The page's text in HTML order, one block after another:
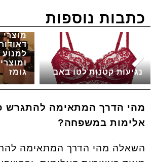
כתבות נוספות
למנוע
גומז
נגיעות קטנות לטו באב
מהי הדרך המתאימה להתגרש
אלימות במשפחה?
השאלה מהי הדרך המתאימה